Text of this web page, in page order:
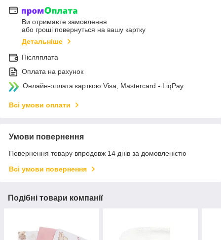
Ви отримаєте замовлення
або гроші повернуться на вашу картку
Детальніше
Післяплата
Оплата на рахунок
Онлайн-оплата карткою Visa, Mastercard - LiqPay
Всі умови оплати
Умови повернення
Повернення товару впродовж 14 днів за домовленістю
Всі умови повернення
Подібні товари компанії